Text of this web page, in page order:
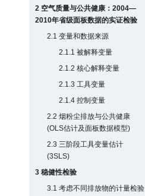
2 空气质量与公共健康：2004—
2010年省级面板数据的实证检验
2.1 变量和数据来源
2.1.1 被解释变量
2.1.2 核心解释变量
2.1.3 工具变量
2.1.4 控制变量
2.2 烟粉尘排放与公共健康
(OLS估计及面板数据模型)
2.3 三阶段工具变量估计
(3SLS)
3 稳健性检验
3.1 考虑不同排放物的计量检验